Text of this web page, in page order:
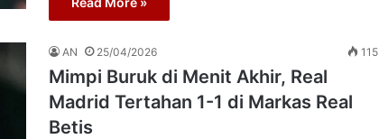
AN 25/04/2026 115
Mimpi Buruk di Menit Akhir, Real
Madrid Tertahan 1-1 di Markas Real
Betis